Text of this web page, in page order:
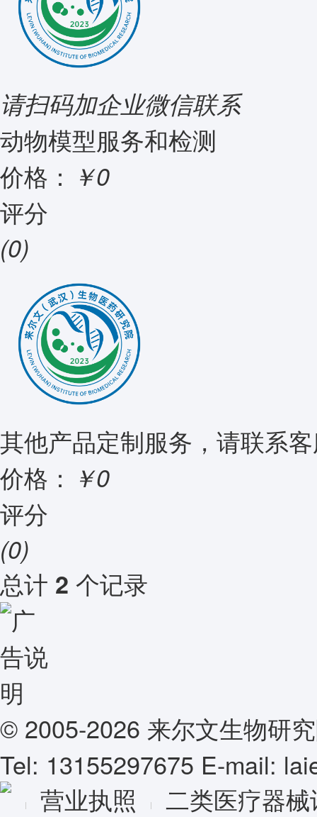
请扫码加企业微信联系
动物模型服务和检测
价格： ￥0
评分
(0)
其他产品定制服务，请联系
价格： ￥0
评分
(0)
总计 2 个记录
© 2005-2026 来尔文生物研
Tel: 13155297675 E-mail:
营业执照
二类医疗器